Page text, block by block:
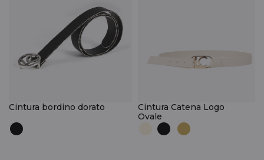
Cintura bordino dorato
Cintura Catena Logo
Ovale